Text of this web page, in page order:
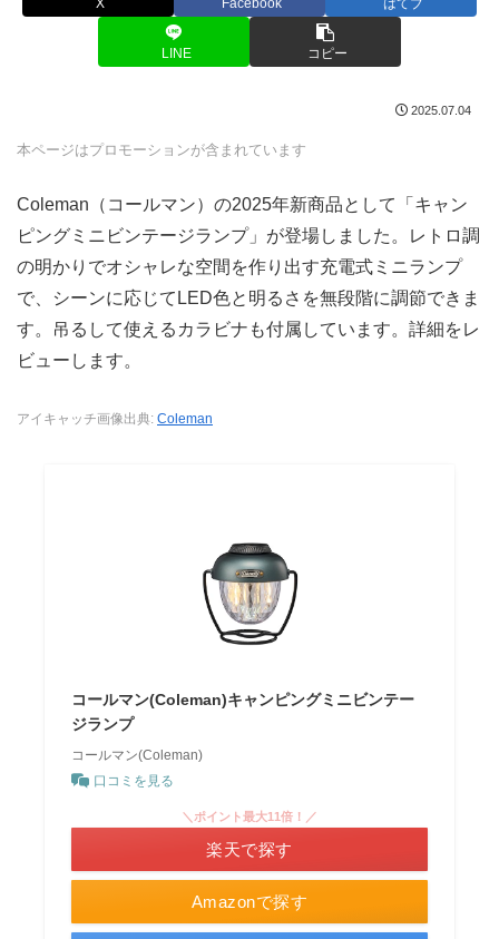
X Facebook はてブ
LINE コピー
2025.07.04
本ページはプロモーションが含まれています
Coleman（コールマン）の2025年新商品として「キャン
ピングミニビンテージランプ」が登場しました。レトロ調
の明かりでオシャレな空間を作り出す充電式ミニランプ
で、シーンに応じてLED色と明るさを無段階に調節できま
す。吊るして使えるカラビナも付属しています。詳細をレ
ビューします。
アイキャッチ画像出典: Coleman
コールマン(Coleman)キャンピングミニビンテー
ジランプ
コールマン(Coleman)
口コミを見る
Amazonで探す
＼ポイント最大11倍！／
楽天で探す